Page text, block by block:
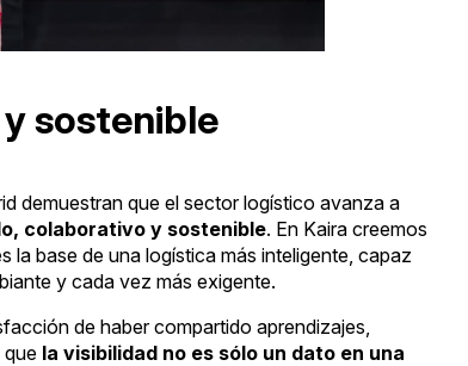
sostenible
demuestran que el sector logístico avanza a
colaborativo y sostenible. En Kaira creemos
la base de una logística más inteligente, capaz
y cada vez más exigente.
de haber compartido aprendizajes,
que la visibilidad no es sólo un dato en una